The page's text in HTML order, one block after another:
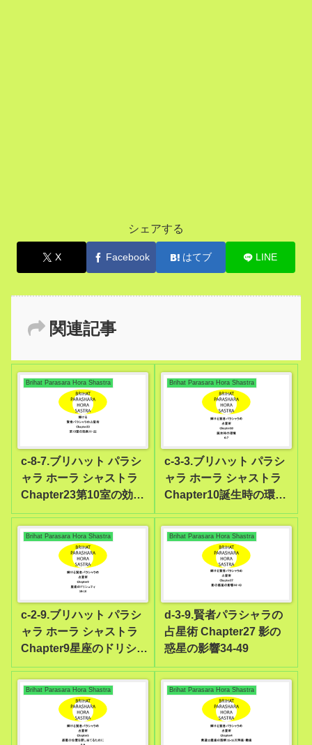
シェアする
X Facebook はてブ LINE
関連記事
Brihat Parasara Hora Shastra
c-8-7.ブリハット パラシ
ャラ ホーラ シャストラ
Chapter23第10室の効果
11-22
Brihat Parasara Hora Shastra
c-3-3.ブリハット パラシ
ャラ ホーラ シャストラ
Chapter10誕生時の環境
6-7
Brihat Parasara Hora Shastra
c-2-9.ブリハット パラシ
ャラ ホーラ シャストラ
Chapter9星座のドリシュ
ティ10-16
Brihat Parasara Hora Shastra
d-3-9.賢者パラシャラの
占星術 Chapter27 影の
惑星の影響34-49
Brihat Parasara Hora Shastra Brihat Parasara Hora Shastra